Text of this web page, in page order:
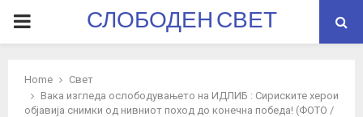
PRIMARYСЛОБОДЕН СВЕТ
Home
Свет
Вака изгледа ослободувањето на ИДЛИБ : Сириските херои
објавија снимки од нивниот поход до конечна победа! (ФОТО /